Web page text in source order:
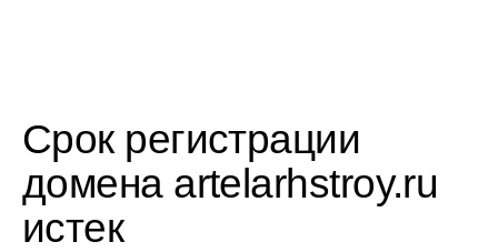
Срок регистрации
домена artelarhstroy.ru
истек